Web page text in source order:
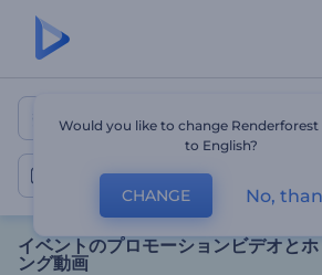
イベントのプロモ
特別なイベント用動画
イベントのプロモーションビデオと
ング動画
Would you like to change Renderforest
to English?
CHANGE No,